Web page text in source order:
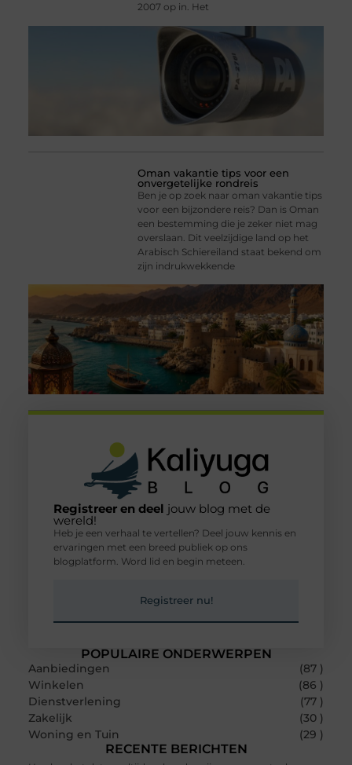
2007 op in. Het
Oman vakantie tips voor een
onvergetelijke rondreis
Ben je op zoek naar oman vakantie tips
voor een bijzondere reis? Dan is Oman
een bestemming die je zeker niet mag
overslaan. Dit veelzijdige land op het
Arabisch Schiereiland staat bekend om
zijn indrukwekkende
POPULAIRE ONDERWERPEN
Aanbiedingen
(87 )
Winkelen
(86 )
Dienstverlening
(77 )
Zakelijk
(30 )
Woning en Tuin
(29 )
RECENTE BERICHTEN
Registreer en deel jouw blog met de
wereld!
Heb je een verhaal te vertellen? Deel jouw kennis en
ervaringen met een breed publiek op ons
blogplatform. Word lid en begin meteen.
Registreer nu!